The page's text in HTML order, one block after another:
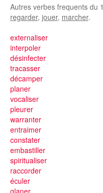
Autres verbes frequents du 1
regarder, jouer, marcher.
externaliser
interpoler
désinfecter
tracasser
décamper
planer
vocaliser
pleurer
warranter
entraimer
constater
embastiller
spiritualiser
raccorder
éculer
glaner